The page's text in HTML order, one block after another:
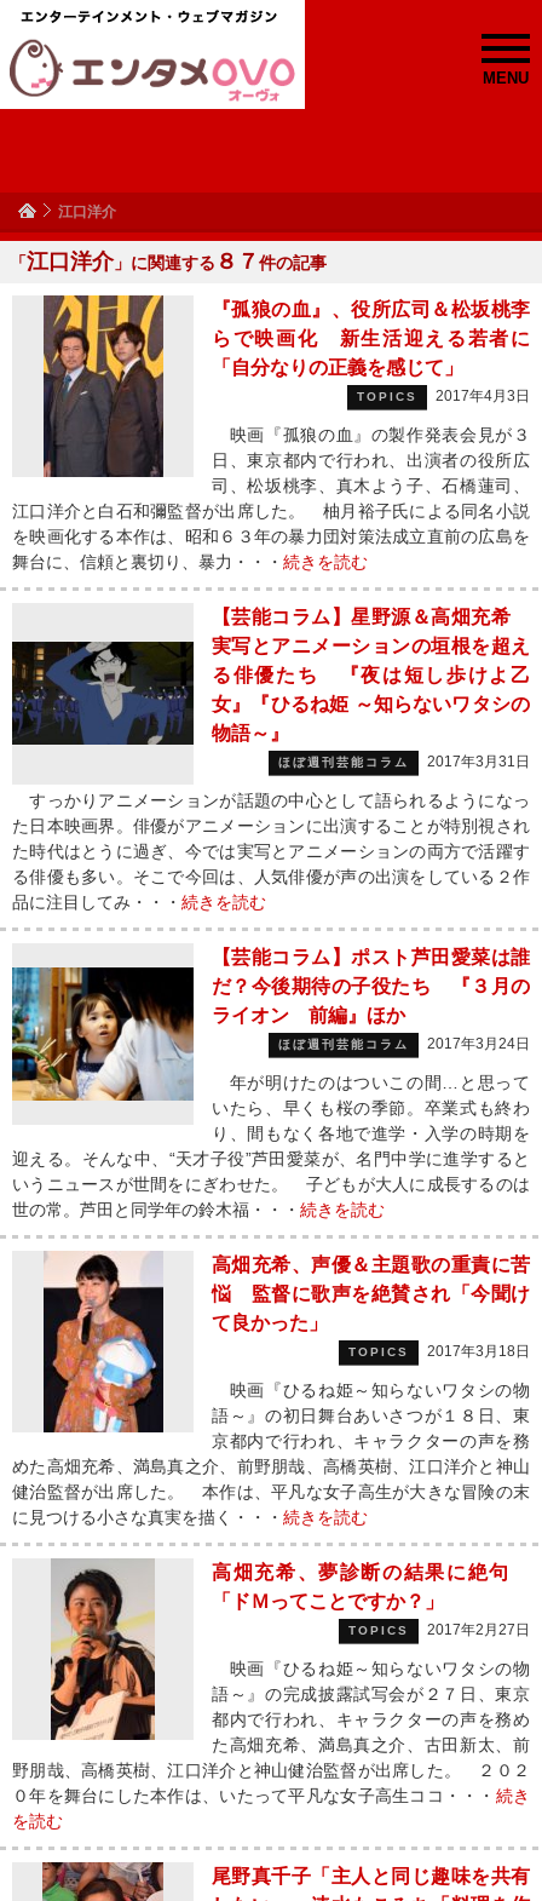
MENU
江口洋介
「江口洋介」に関連する ８７ 件の記事
『孤狼の血』、役所広司＆松坂桃李
らで映画化 新生活迎える若者に
「自分なりの正義を感じて」
TOPICS 2017年4月3日
映画『孤狼の血』の製作発表会見が３
日、東京都内で行われ、出演者の役所広
司、松坂桃李、真木よう子、石橋蓮司、
江口洋介と白石和彌監督が出席した。 柚月裕子氏による同名小説
を映画化する本作は、昭和６３年の暴力団対策法成立直前の広島を
舞台に、信頼と裏切り、暴力・・・ 続きを読む
【芸能コラム】星野源＆高畑充希
実写とアニメーションの垣根を超え
る俳優たち 『夜は短し歩けよ乙
女』『ひるね姫 ～知らないワタシの
物語～』
ほぼ週刊芸能コラム 2017年3月31日
すっかりアニメーションが話題の中心として語られるようになっ
た日本映画界。俳優がアニメーションに出演することが特別視され
た時代はとうに過ぎ、今では実写とアニメーションの両方で活躍す
る俳優も多い。そこで今回は、人気俳優が声の出演をしている２作
品に注目してみ・・・ 続きを読む
【芸能コラム】ポスト芦田愛菜は誰
だ？今後期待の子役たち 『３月の
ライオン 前編』ほか
ほぼ週刊芸能コラム 2017年3月24日
年が明けたのはついこの間…と思って
いたら、早くも桜の季節。卒業式も終わ
り、間もなく各地で進学・入学の時期を
迎える。そんな中、“天才子役”芦田愛菜が、名門中学に進学すると
いうニュースが世間をにぎわせた。 子どもが大人に成長するのは
世の常。芦田と同学年の鈴木福・・・ 続きを読む
高畑充希、声優＆主題歌の重責に苦
悩 監督に歌声を絶賛され「今聞け
て良かった」
TOPICS 2017年3月18日
映画『ひるね姫～知らないワタシの物
語～』の初日舞台あいさつが１８日、東
京都内で行われ、キャラクターの声を務
めた高畑充希、満島真之介、前野朋哉、高橋英樹、江口洋介と神山
健治監督が出席した。 本作は、平凡な女子高生が大きな冒険の末
に見つける小さな真実を描く・・・ 続きを読む
高畑充希、夢診断の結果に絶句
「ドＭってことですか？」
TOPICS 2017年2月27日
映画『ひるね姫～知らないワタシの物
語～』の完成披露試写会が２７日、東京
都内で行われ、キャラクターの声を務め
た高畑充希、満島真之介、古田新太、前
野朋哉、高橋英樹、江口洋介と神山健治監督が出席した。 ２０２
０年を舞台にした本作は、いたって平凡な女子高生ココ・・・ 続き
を読む
尾野真千子「主人と同じ趣味を共有